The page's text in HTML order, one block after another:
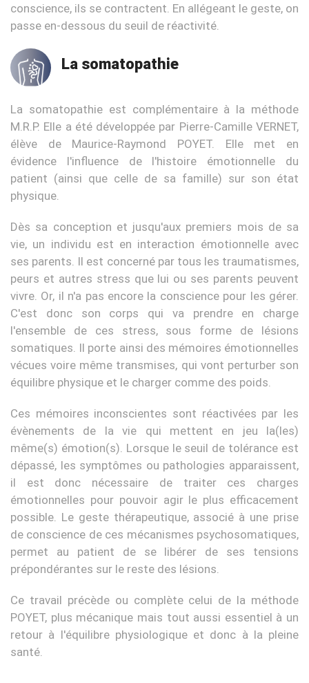
conscience, ils se contractent. En allégeant le geste, on
passe en-dessous du seuil de réactivité.
La somatopathie
La somatopathie est complémentaire à la méthode
M.R.P. Elle a été développée par Pierre-Camille VERNET,
élève de Maurice-Raymond POYET. Elle met en
évidence l'influence de l'histoire émotionnelle du
patient (ainsi que celle de sa famille) sur son état
physique.
Dès sa conception et jusqu'aux premiers mois de sa
vie, un individu est en interaction émotionnelle avec
ses parents. Il est concerné par tous les traumatismes,
peurs et autres stress que lui ou ses parents peuvent
vivre. Or, il n'a pas encore la conscience pour les gérer.
C'est donc son corps qui va prendre en charge
l'ensemble de ces stress, sous forme de lésions
somatiques. Il porte ainsi des mémoires émotionnelles
vécues voire même transmises, qui vont perturber son
équilibre physique et le charger comme des poids.
Ces mémoires inconscientes sont réactivées par les
évènements de la vie qui mettent en jeu la(les)
même(s) émotion(s). Lorsque le seuil de tolérance est
dépassé, les symptômes ou pathologies apparaissent,
il est donc nécessaire de traiter ces charges
émotionnelles pour pouvoir agir le plus efficacement
possible. Le geste thérapeutique, associé à une prise
de conscience de ces mécanismes psychosomatiques,
permet au patient de se libérer de ses tensions
prépondérantes sur le reste des lésions.
Ce travail précède ou complète celui de la méthode
POYET, plus mécanique mais tout aussi essentiel à un
retour à l'équilibre physiologique et donc à la pleine
santé.